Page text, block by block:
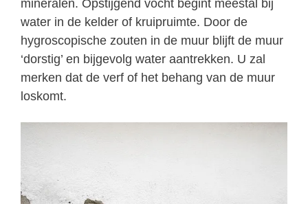
mineralen. Opstijgend vocht begint meestal bij
water in de kelder of kruipruimte. Door de
hygroscopische zouten in de muur blijft de muur
‘dorstig’ en bijgevolg water aantrekken. U zal
merken dat de verf of het behang van de muur
loskomt.